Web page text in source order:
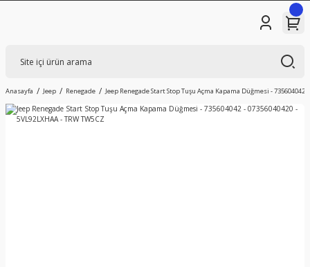
Anasayfa Jeep Renegade Jeep Renegade Start Stop Tuşu Açma Kapama Düğmesi - 735604042 -